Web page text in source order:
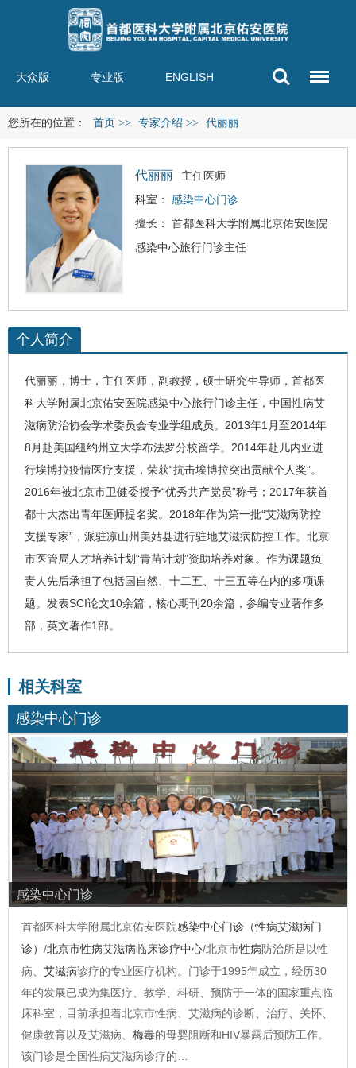
大众版 专业版 ENGLISH
您所在的位置： 首页 >> 专家介绍 >> 代丽丽
代丽丽
主任医师
科室： 感染中心门诊
擅长： 首都医科大学附属北京佑安医院
感染中心旅行门诊主任
个人简介
代丽丽 ，博士，主任医师，副教授，硕士研究生导师，首都医
科大学附属北京佑安医院感染中心旅行门诊主任，中国性病艾
滋病防治协会学术委员会专业学组成员。 2013年1 月至2014年
8 月 赴美国纽约州立大学布法罗分校留学。 2014年赴几内亚进
行埃博拉疫情医疗支援，荣获“抗击埃博拉突出贡献个人奖”。
2016年被北京市卫健委授予“优秀共产党员”称号； 2017年获首
都十大杰出青年医师提名奖。 2018年作为第一批“艾滋病防控
支援专家” ，派驻凉山州美姑县进行驻地艾滋病防控工作。 北京
市医管局人才培养计划“青苗计划”资助培养对象 。 作为课题负
责人先后承担了包括国自然 十二五、十三五等在内的多项课
题。 发表SCI论文10余篇 ，核心期刊 20余篇，参编专业著作多
部 ， 英文著作1部。
相关科室
感染中心门诊
感染中心门诊
首都医科大学附属北京佑安医院感染中心门诊（性病艾滋病门
诊） /北京市性病艾滋病临床诊疗中心/北京市性病防治所是以性
病、 艾滋病诊疗的专业医疗机构。门诊于1995年成立，经历30
年的发展已成为集医疗、教学、科研、预防于一体的国家重点临
床科室，目前承担着北京市性病、艾滋病的诊断、治疗、关怀、
健康教育以及艾滋病、 梅毒的母婴阻断和HIV暴露后预防工作。
该门诊是全国性病艾滋病诊疗的…